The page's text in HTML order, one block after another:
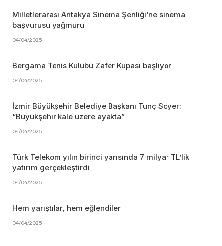
Milletlerarası Antakya Sinema Şenliği’ne sinema
başvurusu yağmuru
04/04/2025
Bergama Tenis Kulübü Zafer Kupası başlıyor
04/04/2025
İzmir Büyükşehir Belediye Başkanı Tunç Soyer:
“Büyükşehir kale üzere ayakta”
04/04/2025
Türk Telekom yılın birinci yarısında 7 milyar TL’lik
yatırım gerçekleştirdi
04/04/2025
Hem yarıştılar, hem eğlendiler
04/04/2025